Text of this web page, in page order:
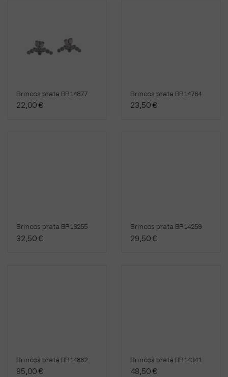
Brincos prata BR14877
22,00 €
Brincos prata BR14764
23,50 €
Brincos prata BR13255
32,50 €
Brincos prata BR14259
29,50 €
Brincos prata BR14862
95,00 €
Brincos prata BR14341
48,50 €